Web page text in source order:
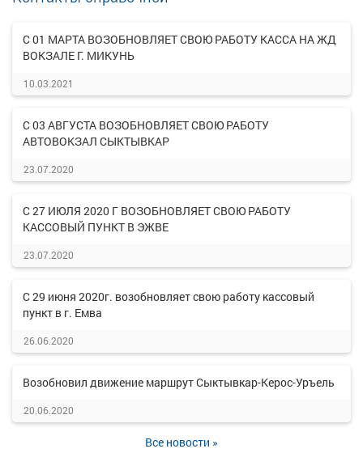
С 01 МАРТА ВОЗОБНОВЛЯЕТ СВОЮ РАБОТУ КАССА НА ЖД
ВОКЗАЛЕ Г. МИКУНЬ
10.03.2021
С 03 АВГУСТА ВОЗОБНОВЛЯЕТ СВОЮ РАБОТУ
АВТОВОКЗАЛ СЫКТЫВКАР
23.07.2020
С 27 ИЮЛЯ 2020 Г ВОЗОБНОВЛЯЕТ СВОЮ РАБОТУ
КАССОВЫЙ ПУНКТ В ЭЖВЕ
23.07.2020
С 29 июня 2020г. возобновляет свою работу кассовый
пункт в г. Емва
26.06.2020
Возобновил движение маршрут Сыктывкар-Керос-Уръель
20.06.2020
Все новости »